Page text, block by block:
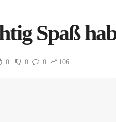
Spaß
0 0 0 106